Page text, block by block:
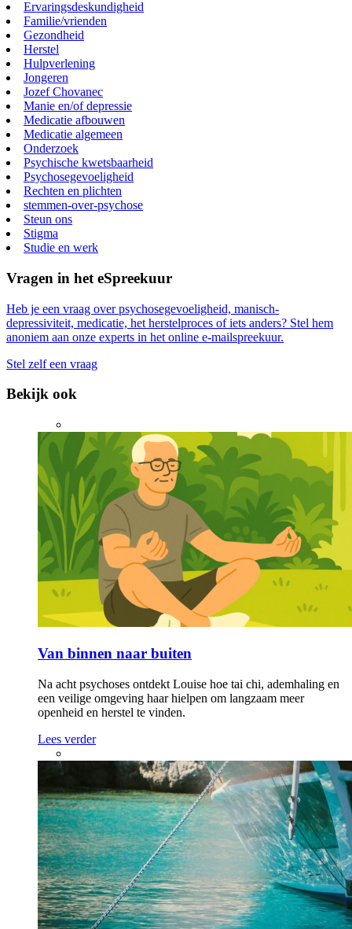
Ervaringsdeskundigheid
Familie/vrienden
Gezondheid
Herstel
Hulpverlening
Jongeren
Jozef Chovanec
Manie en/of depressie
Medicatie afbouwen
Medicatie algemeen
Onderzoek
Psychische kwetsbaarheid
Psychosegevoeligheid
Rechten en plichten
stemmen-over-psychose
Steun ons
Stigma
Studie en werk
Vragen in het eSpreekuur
Heb je een vraag over psychosegevoeligheid, manisch-
depressiviteit, medicatie, het herstelproces of iets anders? Stel hem
anoniem aan onze experts in het online e-mailspreekuur.
Stel zelf een vraag
Bekijk ook
Van binnen naar buiten
Na acht psychoses ontdekt Louise hoe tai chi, ademhaling en
een veilige omgeving haar hielpen om langzaam meer
openheid en herstel te vinden.
Lees verder